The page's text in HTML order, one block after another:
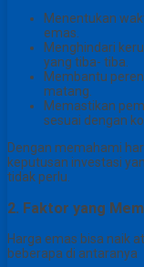
Menentukan
emas.
Menghindari
yang tiba- tiba.
Membantu
matang.
Memastikan
sesuai dengan
Dengan memahami
keputusan investasi
tidak perlu.
2. Faktor yang
Harga emas bisa naik
beberapa di antaranya